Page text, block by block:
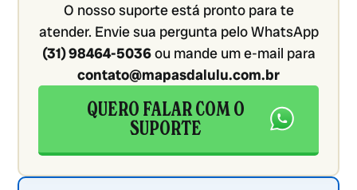
O nosso suporte está pronto para te
atender. Envie sua pergunta pelo WhatsApp
(31) 98464-5036ou mande um e-mail para
contato@mapasdalulu.com.br
QUERO FALAR COM O
SUPORTE